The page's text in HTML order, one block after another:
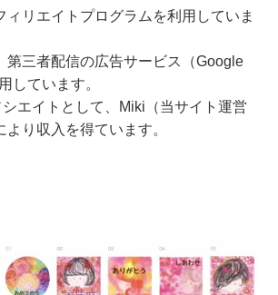
ィリエイトプログラムを利用していま
第三者配信の広告サービス（Google
しています。
シエイトとして、Miki（当サイト運営
り収入を得ています。